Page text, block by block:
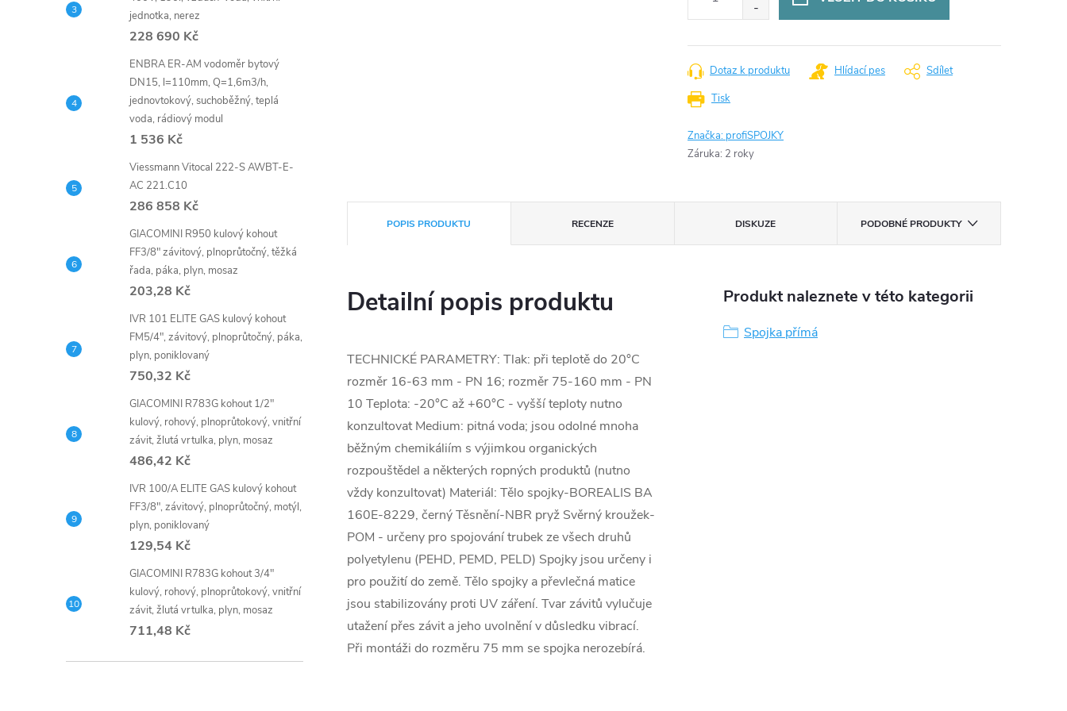
l
jednotka, nerez
228 690 Kč
ENBRA ER-AM vodoměr bytový
DN15, l=110mm, Q=1,6m3/h,
jednovtokový, suchoběžný, teplá
voda, rádiový modul
1 536 Kč
Viessmann Vitocal 222-S AWBT-E-
AC 221.C10
286 858 Kč
GIACOMINI R950 kulový kohout
FF3/8" závitový, plnoprůtočný, těžká
řada, páka, plyn, mosaz
203,28 Kč
IVR 101 ELITE GAS kulový kohout
FM5/4", závitový, plnoprůtočný, páka,
plyn, poniklovaný
750,32 Kč
GIACOMINI R783G kohout 1/2"
kulový, rohový, plnoprůtokový, vnitřní
závit, žlutá vrtulka, plyn, mosaz
486,42 Kč
IVR 100/A ELITE GAS kulový kohout
FF3/8", závitový, plnoprůtočný, motýl,
plyn, poniklovaný
129,54 Kč
GIACOMINI R783G kohout 3/4"
kulový, rohový, plnoprůtokový, vnitřní
závit, žlutá vrtulka, plyn, mosaz
711,48 Kč
Tisk
Dotaz k produktu Hlídací pes Sdílet
Značka: profiSPOJKY
Záruka: 2 roky
POPIS PRODUKTU RECENZE DISKUZE PODOBNÉ PRODUKTY
Detailní popis produktu
TECHNICKÉ PARAMETRY: Tlak: při teplotě do 20°C
rozměr 16-63 mm - PN 16; rozměr 75-160 mm - PN
10 Teplota: -20°C až +60°C - vyšší teploty nutno
konzultovat Medium: pitná voda; jsou odolné mnoha
běžným chemikáliím s výjimkou organických
rozpouštědel a některých ropných produktů (nutno
vždy konzultovat) Materiál: Tělo spojky-BOREALIS BA
160E-8229, černý Těsnění-NBR pryž Svěrný kroužek-
POM - určeny pro spojování trubek ze všech druhů
polyetylenu (PEHD, PEMD, PELD) Spojky jsou určeny i
pro použití do země. Tělo spojky a převlečná matice
jsou stabilizovány proti UV záření. Tvar závitů vylučuje
utažení přes závit a jeho uvolnění v důsledku vibrací.
Při montáži do rozměru 75 mm se spojka nerozebírá.
Produkt naleznete v této kategorii
Spojka přímá